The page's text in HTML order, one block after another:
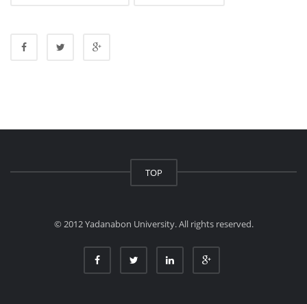
TOP
© 2012 Yadanabon University. All rights reserved.